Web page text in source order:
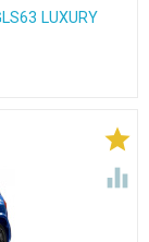
LUXURY

